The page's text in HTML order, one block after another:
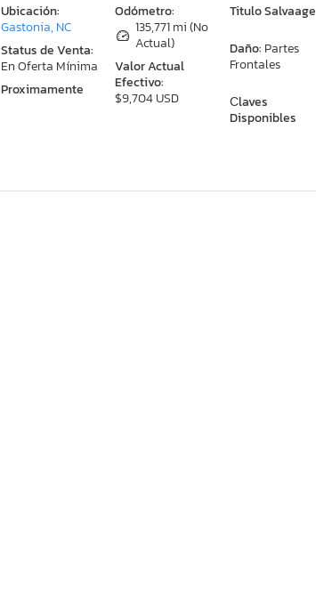
Odómetro:
135,771 mi (No
Actual)
Valor Actual
Efectivo:
$9,704 USD
Titulo Salvaage
Daño: Partes
Frontales
Сlaves
Disponibles
Ubicación:
Gastonia, NC
Status de Venta:
En Oferta Mínima
Proximamente